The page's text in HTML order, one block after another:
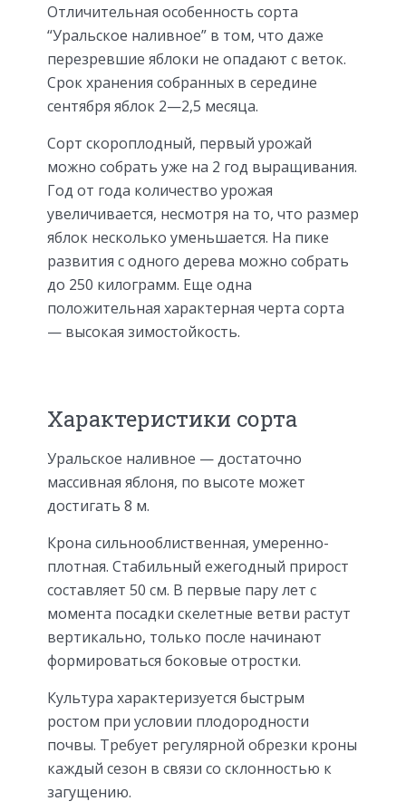
Отличительная особенность сорта
“Уральское наливное” в том, что даже
перезревшие яблоки не опадают с веток.
Срок хранения собранных в середине
сентября яблок 2—2,5 месяца.
Сорт скороплодный, первый урожай
можно собрать уже на 2 год выращивания.
Год от года количество урожая
увеличивается, несмотря на то, что размер
яблок несколько уменьшается. На пике
развития с одного дерева можно собрать
до 250 килограмм. Еще одна
положительная характерная черта сорта
— высокая зимостойкость.
Характеристики сорта
Уральское наливное — достаточно
массивная яблоня, по высоте может
достигать 8 м.
Крона сильнооблиственная, умеренно-
плотная. Стабильный ежегодный прирост
составляет 50 см. В первые пару лет с
момента посадки скелетные ветви растут
вертикально, только после начинают
формироваться боковые отростки.
Культура характеризуется быстрым
ростом при условии плодородности
почвы. Требует регулярной обрезки кроны
каждый сезон в связи со склонностью к
загущению.